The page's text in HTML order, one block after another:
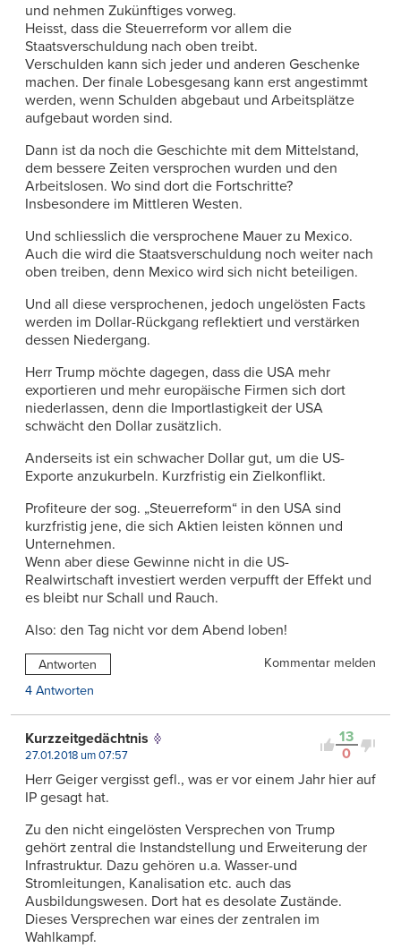
und nehmen Zukünftiges vorweg.
Heisst, dass die Steuerreform vor allem die
Staatsverschuldung nach oben treibt.
Verschulden kann sich jeder und anderen Geschenke
machen. Der finale Lobesgesang kann erst angestimmt
werden, wenn Schulden abgebaut und Arbeitsplätze
aufgebaut worden sind.
Dann ist da noch die Geschichte mit dem Mittelstand,
dem bessere Zeiten versprochen wurden und den
Arbeitslosen. Wo sind dort die Fortschritte?
Insbesondere im Mittleren Westen.
Und schliesslich die versprochene Mauer zu Mexico.
Auch die wird die Staatsverschuldung noch weiter nach
oben treiben, denn Mexico wird sich nicht beteiligen.
Und all diese versprochenen, jedoch ungelösten Facts
werden im Dollar-Rückgang reflektiert und verstärken
dessen Niedergang.
Herr Trump möchte dagegen, dass die USA mehr
exportieren und mehr europäische Firmen sich dort
niederlassen, denn die Importlastigkeit der USA
schwächt den Dollar zusätzlich.
Anderseits ist ein schwacher Dollar gut, um die US-
Exporte anzukurbeln. Kurzfristig ein Zielkonflikt.
Profiteure der sog. „Steuerreform“ in den USA sind
kurzfristig jene, die sich Aktien leisten können und
Unternehmen.
Wenn aber diese Gewinne nicht in die US-
Realwirtschaft investiert werden verpufft der Effekt und
es bleibt nur Schall und Rauch.
Also: den Tag nicht vor dem Abend loben!
Antworten
Kommentar melden
4 Antworten
13
0
Kurzzeitgedächtnis
27.01.2018 um 07:57
Herr Geiger vergisst gefl., was er vor einem Jahr hier auf
IP gesagt hat.
Zu den nicht eingelösten Versprechen von Trump
gehört zentral die Instandstellung und Erweiterung der
Infrastruktur. Dazu gehören u.a. Wasser-und
Stromleitungen, Kanalisation etc. auch das
Ausbildungswesen. Dort hat es desolate Zustände.
Dieses Versprechen war eines der zentralen im
Wahlkampf.